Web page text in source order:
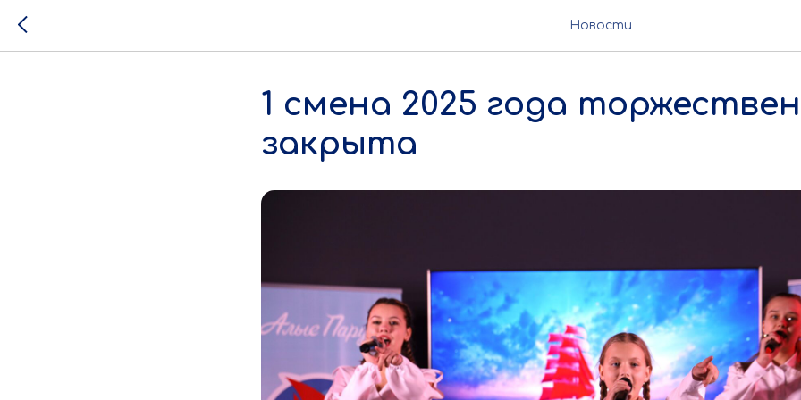
Новости
1 смена 2025 года
закрыта